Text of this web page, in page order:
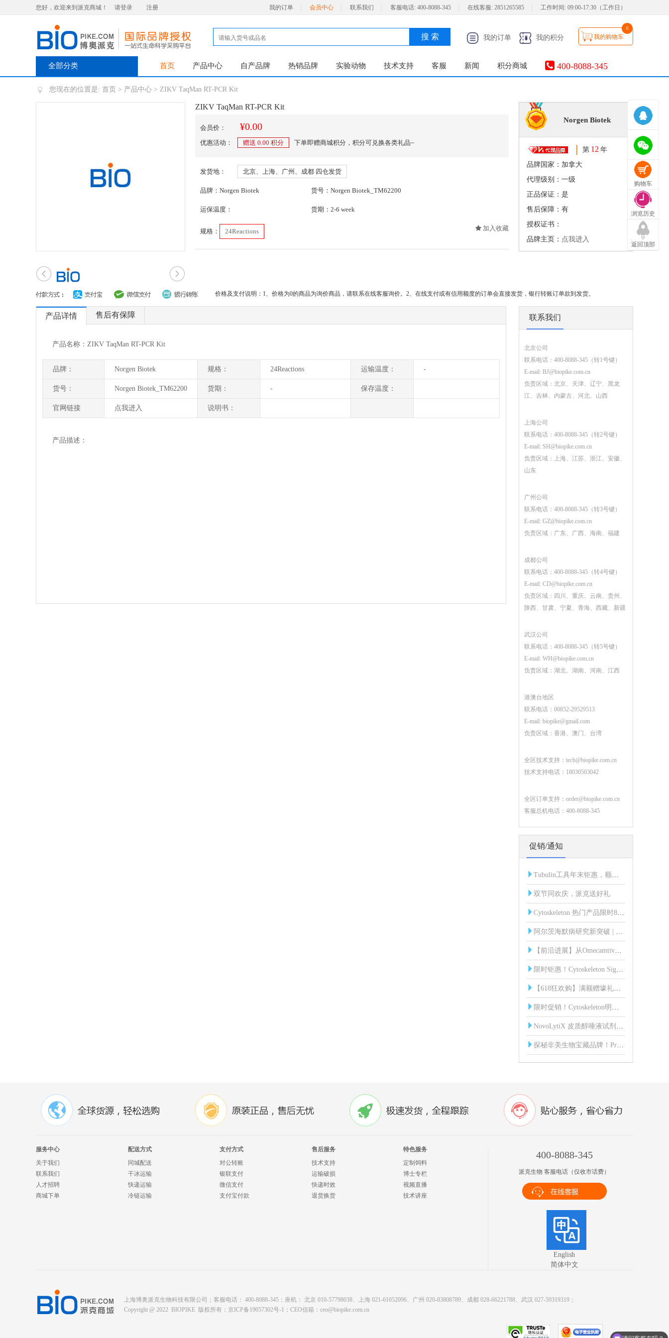
您好，欢迎来到派克商城！ 请登录 注册 我的订单 会员中心 联系我们 客服电话: 400-8088-345 在线客服: 2851265585 工作时间: 09:00-17:30（工作日）
搜 索 我的订单 我的积分 我的购物车
0
全部分类 首页 产品中心 自产品牌 热销品牌 实验动物 技术支持 客服 新闻 积分商城 400-8088-345
您现在的位置是: 首页 > 产品中心 > ZIKV TaqMan RT-PCR Kit
ZIKV TaqMan RT-PCR Kit
会员价： ¥0.00
优惠活动： 赠送 0.00 积分 下单即赠商城积分，积分可兑换各类礼品~
发货地： 北京、上海、广州、成都 四仓发货
品牌：Norgen Biotek 货号：Norgen Biotek_TM62200
运保温度： 货期：2-6 week
加入收藏
规格： 24Reactions
Norgen Biotek
第 12 年
品牌国家：加拿大
代理级别：一级
正品保证：是
售后保障：有
授权证书：
品牌主页： 点我进入
价格及支付说明：1、价格为0的商品为询价商品，请联系在线客服询价。2、在线支付或有信用额度的订单会直接发货，银行转账订单款到发货。
产品详情 售后有保障
产品名称：ZIKV TaqMan RT-PCR Kit
品牌： Norgen Biotek 规格： 24Reactions 运输温度： -
货号： Norgen Biotek_TM62200 货期： - 保存温度：
官网链接 点我进入 说明书：
产品描述：
联系我们
北京公司
联系电话：400-8088-345（转1号键）
E-mail: BJ@biopike.com.cn
负责区域：北京、天津、辽宁、黑龙
江、吉林、内蒙古、河北、山西
上海公司
联系电话：400-8088-345（转2号键）
E-mail: SH@biopike.com.cn
负责区域：上海、江苏、浙江、安徽、
山东
广州公司
联系电话：400-8088-345（转3号键）
E-mail: GZ@biopike.com.cn
负责区域：广东、广西、海南、福建
成都公司
联系电话：400-8088-345（转4号键）
E-mail: CD@biopike.com.cn
负责区域：四川、重庆、云南、贵州、
陕西、甘肃、宁夏、青海、西藏、新疆
武汉公司
联系电话：400-8088-345（转5号键）
E-mail: WH@biopike.com.cn
负责区域：湖北、湖南、河南、江西
港澳台地区
联系电话：00852-29529513
E-mail: biopike@gmail.com
负责区域：香港、澳门、台湾
全区技术支持： tech@biopike.com.cn
技术支持电话：18030503042
全区订单支持： order@biopike.com.cn
客服总机电话：400-8088-345
促销/通知
Tubulin工具年末钜惠，额外折扣限时开启！
双节同欢庆，派克送好礼
Cytoskeleton 热门产品限时85折！
阿尔茨海默病研究新突破 | 血液中脑源性Tau蛋白（BD-Tau）发光免疫分析试剂盒
【前沿进展】从Omecamtiv到Mavacamten：肌节靶向药物研发突破与Cytoskeleton核心工具
限时钜惠！Cytoskeleton Signal-Seeker 全线产品85折起！
【618狂欢购】满额赠壕礼，惊喜享不停！
限时促销！Cytoskeleton明星产品直降15%，助您科研加速！
NovoLytiX 皮质醇唾液试剂盒：科研新利器，精准助力实验研究！
探秘非美生物宝藏品牌！ProSpecbio：蛋白界的 “六边形战士” 来袭
服务中心
关于我们
联系我们
人才招聘
商城下单
配送方式
同城配送
干冰运输
快递运输
冷链运输
支付方式
对公转账
银联支付
微信支付
支付宝付款
售后服务
技术支持
运输破损
快递时效
退货换货
特色服务
定制饲料
博士专栏
视频直播
技术讲座
400-8088-345
派克生物 客服电话（仅收市话费）
English
简体中文
上海博奥派克生物科技有限公司；客服电话： 400-8088-345；座机： 北京 010-57798038、上海 021-61052096、广州 020-83808789、成都 028-66221788、武汉 027-59319319；
Copyright @ 2022 BIOPIKE 版权所有； 京ICP备19057302号-1 ；CEO信箱： ceo@biopike.com.cn
购物车
浏览历史
返回顶部